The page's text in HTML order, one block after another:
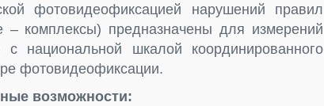
фотовидеофиксацией нарушений правил
комплексы) предназначены для измерений
с национальной шкалой координированного
фотовидеофиксации.
возможности: